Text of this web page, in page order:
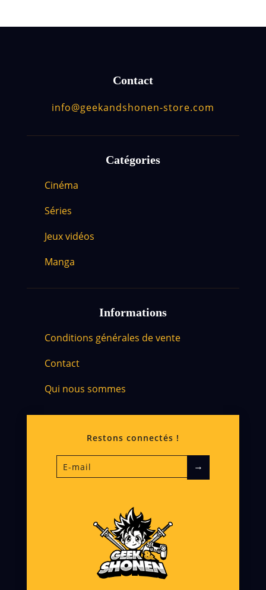
Contact
info@geekandshonen-store.com
Catégories
Cinéma
Séries
Jeux vidéos
Manga
Informations
Conditions générales de vente
Contact
Qui nous sommes
Restons connectés !
→